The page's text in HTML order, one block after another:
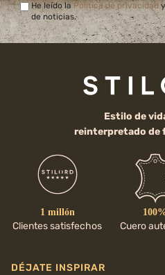
He leído laPolítica de privacidad
de noticias.
Estilo de
reinterpretado de
1 millón
Clientes satisfechos Cuero
DÉJATE INSPIRAR